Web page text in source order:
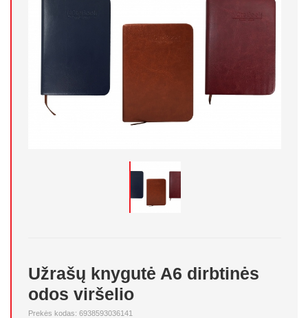
Užrašų knygutė A6 dirbtinės
odos viršelio
Prekės kodas: 6938593036141